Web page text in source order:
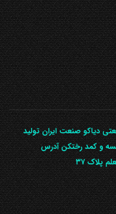
پلاک 55 کارگاه صنعتی دیاکو صنعت ایران تولید
و کمد رختکن آدرس
پلاک ۳۷